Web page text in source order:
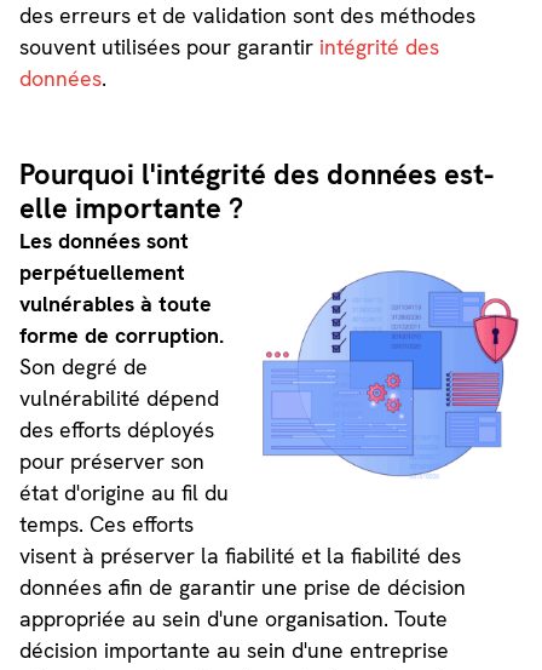
des erreurs et de validation sont des méthodes
souvent utilisées pour garantir intégrité des
données.
Pourquoi l'intégrité des données est-
elle importante ?
Les données sont
perpétuellement
vulnérables à toute
forme de corruption.
Son degré de
vulnérabilité dépend
des efforts déployés
pour préserver son
état d'origine au fil du
temps. Ces efforts
visent à préserver la fiabilité et la fiabilité des
données afin de garantir une prise de décision
appropriée au sein d'une organisation. Toute
décision importante au sein d'une entreprise